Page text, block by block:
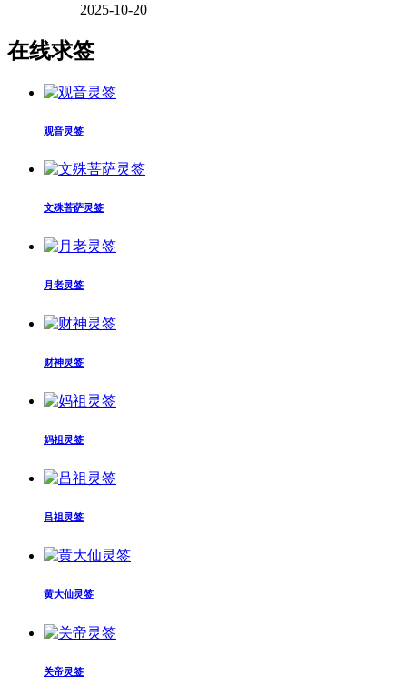
2025-10-20
在线求签
观音灵签
文殊菩萨灵签
月老灵签
财神灵签
妈祖灵签
吕祖灵签
黄大仙灵签
关帝灵签